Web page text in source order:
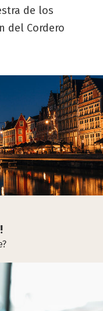
de los
del Cordero